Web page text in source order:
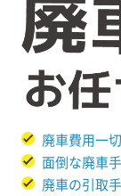
廃車費用一
面倒な廃車
廃車の引取